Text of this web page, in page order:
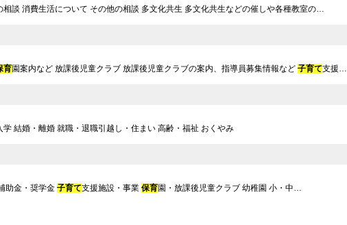
相談 消費生活について その他の相談 多文化共生 多文化共生などの催しや各種教室の…
育園案内など 放課後児童クラブ 放課後児童クラブの案内、指導員募集情報など子育て支援…
学 結婚・離婚 就職・退職引越し・住まい 高齢・福祉 おくやみ
助金・奨学金子育て支援施設・事業保育園・放課後児童クラブ 幼稚園 小・中…